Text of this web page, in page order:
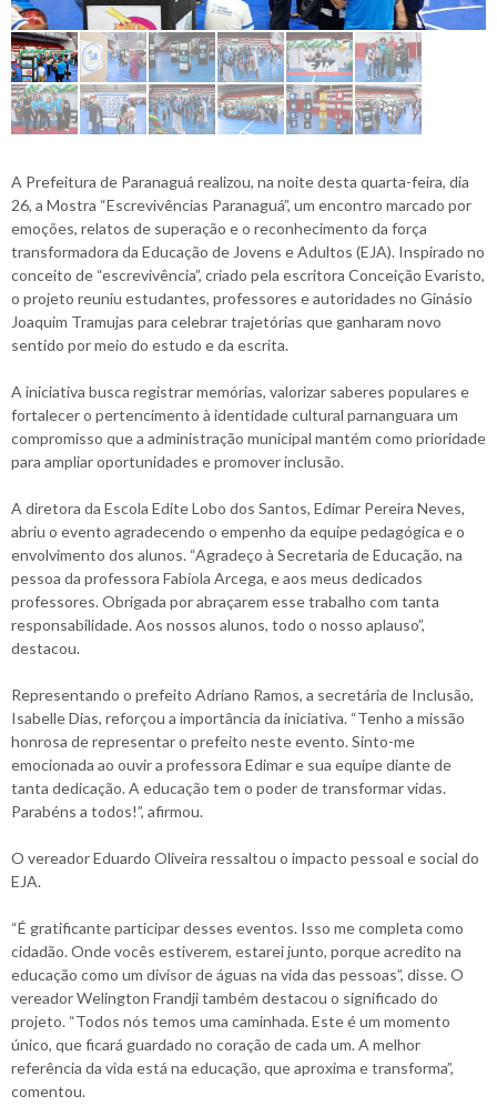
A Prefeitura de Paranaguá realizou, na noite desta quarta-feira, dia
26, a Mostra “Escrevivências Paranaguá”, um encontro marcado por
emoções, relatos de superação e o reconhecimento da força
transformadora da Educação de Jovens e Adultos (EJA). Inspirado no
conceito de “escrevivência”, criado pela escritora Conceição Evaristo,
o projeto reuniu estudantes, professores e autoridades no Ginásio
Joaquim Tramujas para celebrar trajetórias que ganharam novo
sentido por meio do estudo e da escrita.
A iniciativa busca registrar memórias, valorizar saberes populares e
fortalecer o pertencimento à identidade cultural parnanguara um
compromisso que a administração municipal mantém como prioridade
para ampliar oportunidades e promover inclusão.
A diretora da Escola Edite Lobo dos Santos, Edimar Pereira Neves,
abriu o evento agradecendo o empenho da equipe pedagógica e o
envolvimento dos alunos. “Agradeço à Secretaria de Educação, na
pessoa da professora Fabíola Arcega, e aos meus dedicados
professores. Obrigada por abraçarem esse trabalho com tanta
responsabilidade. Aos nossos alunos, todo o nosso aplauso”,
destacou.
Representando o prefeito Adriano Ramos, a secretária de Inclusão,
Isabelle Dias, reforçou a importância da iniciativa. “Tenho a missão
honrosa de representar o prefeito neste evento. Sinto-me
emocionada ao ouvir a professora Edimar e sua equipe diante de
tanta dedicação. A educação tem o poder de transformar vidas.
Parabéns a todos!”, afirmou.
O vereador Eduardo Oliveira ressaltou o impacto pessoal e social do
EJA.
“É gratificante participar desses eventos. Isso me completa como
cidadão. Onde vocês estiverem, estarei junto, porque acredito na
educação como um divisor de águas na vida das pessoas”, disse. O
vereador Welington Frandji também destacou o significado do
projeto. “Todos nós temos uma caminhada. Este é um momento
único, que ficará guardado no coração de cada um. A melhor
referência da vida está na educação, que aproxima e transforma”,
comentou.